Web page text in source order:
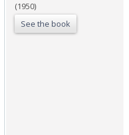
(1950)
See the book